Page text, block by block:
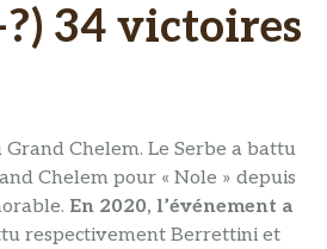
34 victoires
Chelem. Le Serbe a battu
Chelem pour « Nole » depuis
En 2020, l’événement a
respectivement Berrettini et